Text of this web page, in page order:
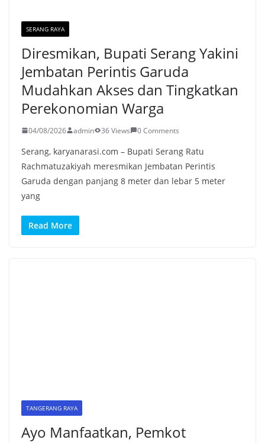
SERANG RAYA
Diresmikan, Bupati Serang Yakini
Jembatan Perintis Garuda
Mudahkan Akses dan Tingkatkan
Perekonomian Warga
04/08/2026 admin 36 Views 0 Comments
Serang, karyanarasi.com – Bupati Serang Ratu
Rachmatuzakiyah meresmikan Jembatan Perintis
Garuda dengan panjang 8 meter dan lebar 5 meter
yang
Read More
TANGERANG RAYA
Ayo Manfaatkan, Pemkot